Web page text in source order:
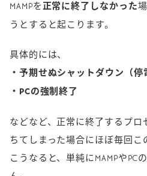
MAMPを正常に終了しなかった
うとすると起こります。
具体的には、
・予期せぬシャットダウン（停
・PCの強制終了
などなど、正常に終了するプロ
ちてしまった場合にほぼ毎回こ
こうなると、単純にMAMPやPC